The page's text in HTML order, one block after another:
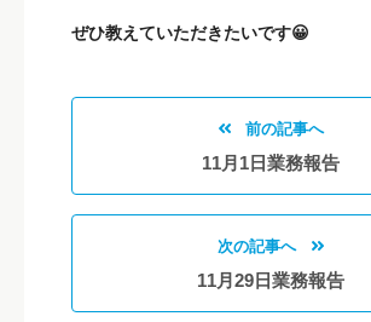
ぜひ教えていただきたいです😀
前の記事へ
11月1日業務報告
次の記事へ
11月29日業務報告